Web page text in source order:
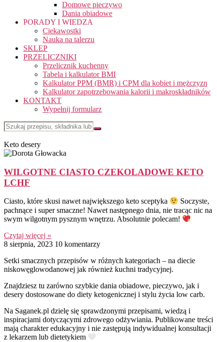
Domowe pieczywo
Dania obiadowe
PORADY I WIEDZA
Ciekawostki
Nauka na talerzu
SKLEP
PRZELICZNIKI
Przelicznik kuchenny
Tabela i kalkulator BMI
Kalkulator PPM (BMR) i CPM dla kobiet i mężczyzn
Kalkulator zapotrzebowania kalorii i makroskładników
KONTAKT
Wypełnij formularz
Keto desery
WILGOTNE CIASTO CZEKOLADOWE KETO
LCHF
Ciasto, które skusi nawet największego keto sceptyka
Soczyste,
pachnące i super smaczne! Nawet następnego dnia, nie tracąc nic na
swym wilgotnym pysznym wnętrzu. Absolutnie polecam!
Czytaj więcej »
8 sierpnia, 2023 10 komentarzy
Setki smacznych przepisów w różnych kategoriach – na diecie
niskowęglowodanowej jak również kuchni tradycyjnej.
Znajdziesz tu zarówno szybkie dania obiadowe, pieczywo, jak i
desery dostosowane do diety ketogenicznej i stylu życia low carb.
Na Saganek.pl dzielę się sprawdzonymi przepisami, wiedzą i
inspiracjami dotyczącymi zdrowego odżywiania. Publikowane treści
mają charakter edukacyjny i nie zastępują indywidualnej konsultacji
z lekarzem lub dietetykiem